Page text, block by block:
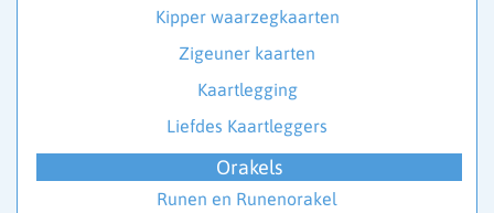
Kipper waarzegkaarten
Zigeuner kaarten
Kaartlegging
Liefdes Kaartleggers
Orakels
Runen en Runenorakel